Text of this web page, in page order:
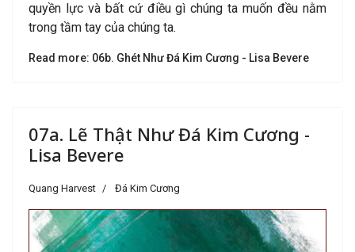
quyền lực và bất cứ điều gì chúng ta muốn đều nằm
trong tầm tay của chúng ta.
Read more: 06b. Ghét Như Đá Kim Cương - Lisa Bevere
07a. Lẽ Thật Như Đá Kim Cương -
Lisa Bevere
Quang Harvest Đá Kim Cương